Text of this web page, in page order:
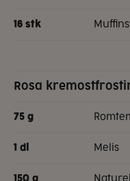
16 stk
Rosa
75 g
1 dl melis
150 g